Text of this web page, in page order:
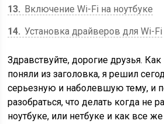
13
Включение Wi-Fi на ноутбуке
14 Установка драйверов для Wi-Fi
Здравствуйте, дорогие друзья.
поняли из заголовка, я решил
серьезную и наболевшую тему, и
разобраться, что делать когда не
ноутбуке, или нетбуке и как все